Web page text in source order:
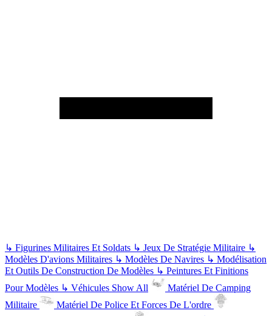
↳ Figurines Militaires Et Soldats ↳ Jeux De Stratégie Militaire ↳
Modèles D'avions Militaires ↳ Modèles De Navires ↳ Modélisation
Et Outils De Construction De Modèles ↳ Peintures Et Finitions
Pour Modèles ↳ Véhicules Show All
Matériel De Camping
Militaire
Matériel De Police Et Forces De L'ordre